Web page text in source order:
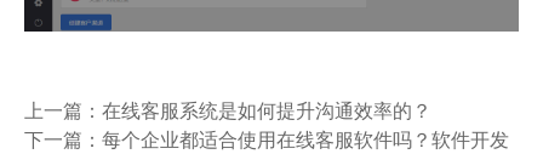
上一篇： 在线客服系统是如何提升沟通效率的？
下一篇： 每个企业都适合使用在线客服软件吗？软件开发